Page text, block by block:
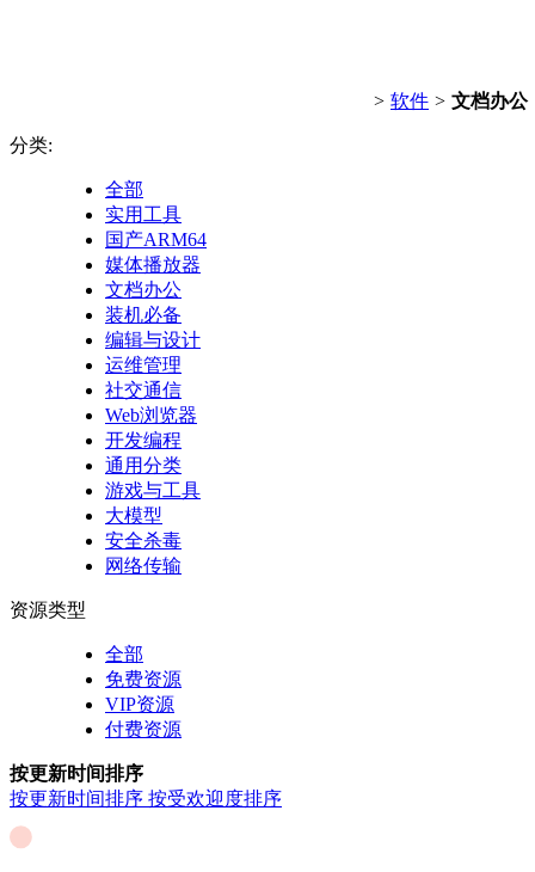
> 软件 > 文档办公
分类:
全部
实用工具
国产ARM64
媒体播放器
文档办公
装机必备
编辑与设计
运维管理
社交通信
Web浏览器
开发编程
通用分类
游戏与工具
大模型
安全杀毒
网络传输
资源类型
全部
免费资源
VIP资源
付费资源
按更新时间排序
按更新时间排序 按受欢迎度排序